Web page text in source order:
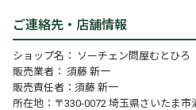
ご連絡先・店舗情報
ショップ名： ソーチェン問屋むとひろ
販売業者： 須藤 新一
販売責任者：須藤 新一
所在地：〒330-0072 埼玉県さいたま市